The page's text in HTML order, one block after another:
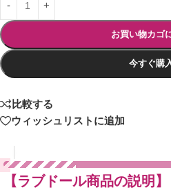
お買い物カゴ
今すぐ購
比較する
ウィッシュリストに追加
【ラブドール商品の説明】